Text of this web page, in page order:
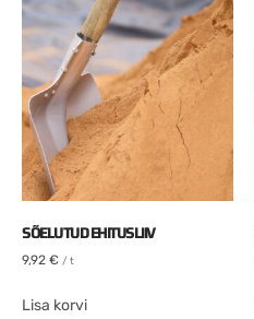
SÕELUTUD EHITUSLIIV
9,92 € / t
Lisa korvi